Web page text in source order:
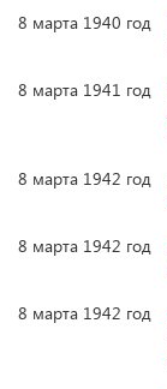
8 марта 1940 год
8 марта 1941 год
8 марта 1942 год
8 марта 1942 год
8 марта 1942 год